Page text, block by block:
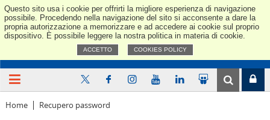
Questo sito usa i cookie per offrirti la migliore esperienza di navigazione
possibile. Procedendo nella navigazione del sito si acconsente a dare la
propria autorizzazione a memorizzare e ad accedere ai cookie sul proprio
dispositivo. È possibile leggere la nostra politica in materia di cookie.
ACCETTO COOKIES POLICY
Home Recupero password